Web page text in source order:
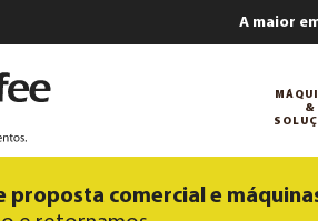
A maior
&
proposta comercial e